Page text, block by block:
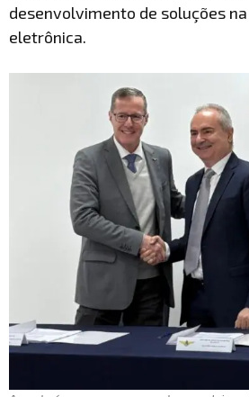
desenvolvimento de soluções
eletrônica.